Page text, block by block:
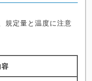
規定量と温度に注意